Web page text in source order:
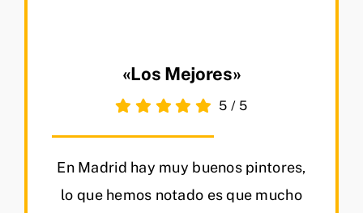
«Los Mejores»
5 / 5
En Madrid hay muy buenos pintores,
lo que hemos notado es que mucho